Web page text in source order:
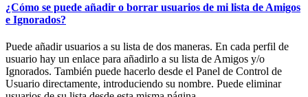
¿Cómo se puede añadir o borrar usuarios de mi lista de Amigos
e Ignorados?
Puede añadir usuarios a su lista de dos maneras. En cada perfil de
usuario hay un enlace para añadirlo a su lista de Amigos y/o
Ignorados. También puede hacerlo desde el Panel de Control de
Usuario directamente, introduciendo su nombre. Puede eliminar